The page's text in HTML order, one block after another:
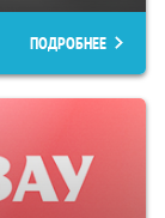
ПОДРОБНЕЕ